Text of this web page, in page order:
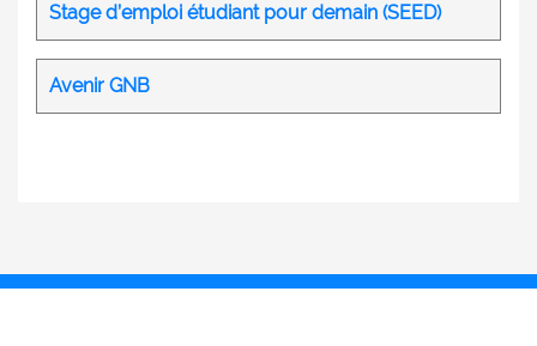
Stage d’emploi étudiant pour demain (SEED)
Avenir GNB